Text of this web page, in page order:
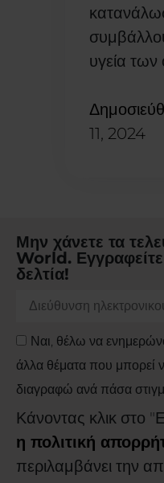
υγεία
11, 2024
Μην χάνετε τα
World.
δελτία!
Ναι, θέλω να
άλλα θέματα που μπορεί
διαγραφώ ανά πάσα
Κάνοντας κλικ στο
η πολιτική
περιλαμβάνει την